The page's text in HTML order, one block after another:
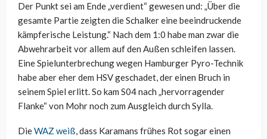
Der Punkt sei am Ende „verdient“ gewesen und: „Über die
gesamte Partie zeigten die Schalker eine beeindruckende
kämpferische Leistung.“ Nach dem 1:0 habe man zwar die
Abwehrarbeit vor allem auf den Außen schleifen lassen.
Eine Spielunterbrechung wegen Hamburger Pyro-Technik
habe aber eher dem HSV geschadet, der einen Bruch in
seinem Spiel erlitt. So kam S04 nach „hervorragender
Flanke“ von Mohr noch zum Ausgleich durch Sylla.
DieWAZ weiß, dass Karamans frühes Rot sogar einen